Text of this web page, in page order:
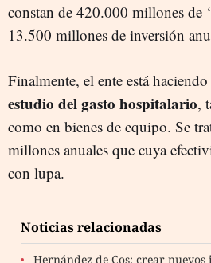
constan de 420.000 millones de
13.500 millones de inversión
Finalmente, el ente está haciendo
estudio del gasto hospitalario,
como en bienes de equipo. Se
millones anuales que cuya
con lupa.
Noticias relacionadas
Hernández de Cos: crear nuevos